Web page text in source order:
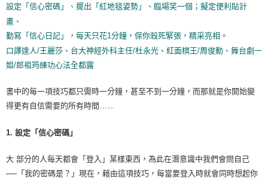
設定「信心密碼」、擺出「紅地毯姿勢」、臨場笑一個；擬定便利貼計
畫、
勤寫「信心日記」，每天只花1分鐘，保你殺死緊張，精采亮相。
口譯達人/王麗莎、台大神經外科主任/杜永光、紅面棋王/周俊勳、舞台劇一
姐/郎祖筠練功心法全都露
書中的每一項技巧都只需時一分鐘，甚至不到一分鐘，而那就是你開始變
得更有自信需要的所有時間……
1. 設定「信心密碼」
大 部分的人每天都會「登入」某樣東西，為此在潛意識中我們會問自己
──「我的密碼是？」現在，藉由這項技巧，每當要登入時就會同時想起你